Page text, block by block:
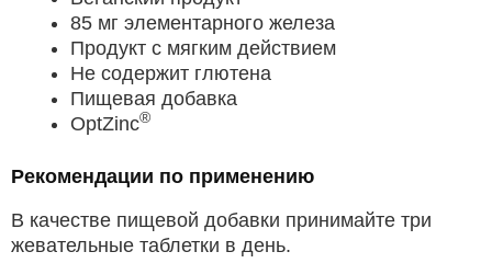
85 мг элементарного железа
Продукт с мягким действием
Не содержит глютена
Пищевая добавка
OptZinc®
Рекомендации по применению
В качестве пищевой добавки принимайте три
жевательные таблетки в день.